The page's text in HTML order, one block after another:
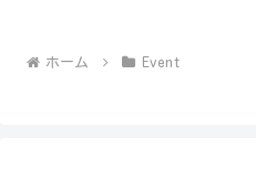
ホーム Event